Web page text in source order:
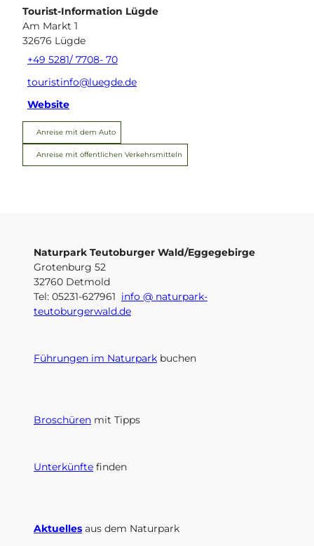
Tourist-Information Lügde
Am Markt 1
32676 Lügde
+49 5281/ 7708- 70
touristinfo@luegde.de
Website
Anreise mit dem Auto
Anreise mit öffentlichen Verkehrsmitteln
Naturpark Teutoburger Wald/Eggegebirge
Grotenburg 52
32760 Detmold
Tel: 05231-627961 info @ naturpark-
teutoburgerwald.de
Führungen im Naturpark buchen
Broschüren mit Tipps
Unterkünfte finden
Aktuelles aus dem Naturpark